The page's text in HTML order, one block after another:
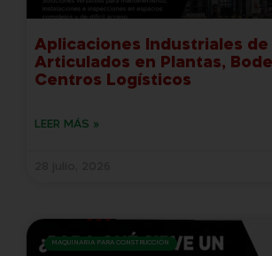
Aplicaciones Industriales de
Articulados en Plantas,
Centros Logísticos
LEER MÁS »
MAQUINARIA PARA CONSTRUCCIÓN